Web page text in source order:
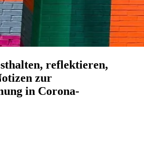
reflektieren,
zur
in Corona-